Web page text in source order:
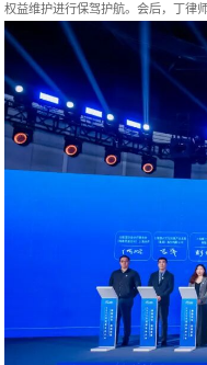
权益维护进行保驾护航。会后，丁律